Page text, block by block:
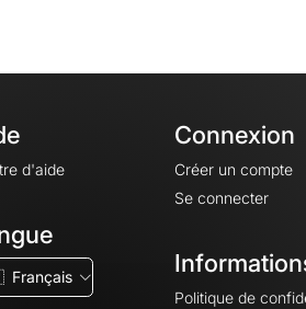
d'aide
Français
Connexion
Créer un compte
Se connecter
Politique de